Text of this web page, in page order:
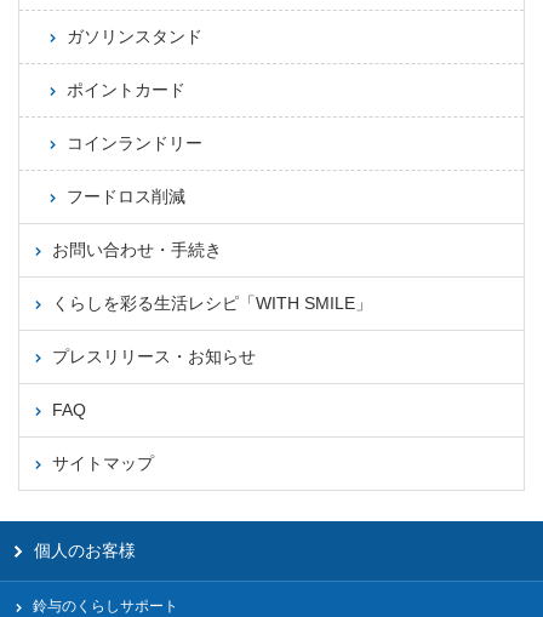
ガソリンスタンド
ポイントカード
コインランドリー
フードロス削減
お問い合わせ・手続き
くらしを彩る生活レシピ「WITH SMILE」
プレスリリース・お知らせ
FAQ
サイトマップ
個人のお客様
鈴与のくらしサポート